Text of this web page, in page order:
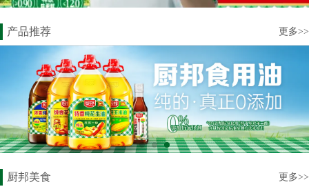
产品推荐 更多>>
厨邦美食 更多>>